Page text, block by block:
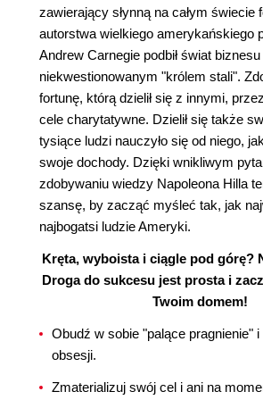
zawierający słynną na całym świecie
autorstwa wielkiego amerykańskiego
Andrew Carnegie podbił świat biznesu
niekwestionowanym "królem stali".
fortunę, którą dzielił się z innymi,
cele charytatywne. Dzielił się także
tysiące ludzi nauczyło się od niego,
swoje dochody. Dzięki wnikliwym
zdobywaniu wiedzy Napoleona Hilla
szansę, by zacząć myśleć tak, jak
najbogatsi ludzie Ameryki.
Kręta, wyboista i ciągle pod górę?
Droga do sukcesu jest prosta i
Twoim domem!
Obudź w sobie "palące pragnienie"
obsesji.
Zmaterializuj swój cel i ani na